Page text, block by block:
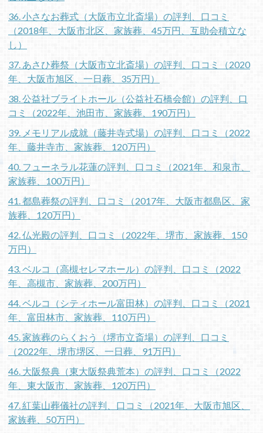
36. 小さなお葬式（大阪市立北斎場）の評判、口コミ
（2018年、大阪市北区、家族葬、45万円、互助会積立な
し）
37. あさひ葬祭（大阪市立北斎場）の評判、口コミ（2020
年、大阪市旭区、一日葬、35万円）
38. 公益社ブライトホール（公益社石橋会館）の評判、口
コミ（2022年、池田市、家族葬、190万円）
39. メモリアル成就（藤井寺式場）の評判、口コミ（2022
年、藤井寺市、家族葬、120万円）
40. フューネラル花蓮の評判、口コミ（2021年、和泉市、
家族葬、100万円）
41. 都島葬祭の評判、口コミ（2017年、大阪市都島区、家
族葬、120万円）
42. 仏光殿の評判、口コミ（2022年、堺市、家族葬、150
万円）
43. ベルコ（高槻セレマホール）の評判、口コミ（2022
年、高槻市、家族葬、200万円）
44. ベルコ（シティホール富田林）の評判、口コミ（2021
年、富田林市、家族葬、110万円）
45. 家族葬のらくおう（堺市立斎場）の評判、口コミ
（2022年、堺市堺区、一日葬、91万円）
46. 大阪祭典（東大阪祭典荒本）の評判、口コミ（2022
年、東大阪市、家族葬、120万円）
47. 紅葉山葬儀社の評判、口コミ（2021年、大阪市旭区、
家族葬、50万円）